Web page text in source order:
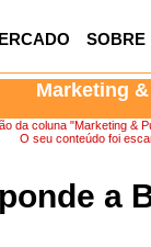
SOBRE
Marketing
da coluna "Marketing &
O seu conteúdo foi
a